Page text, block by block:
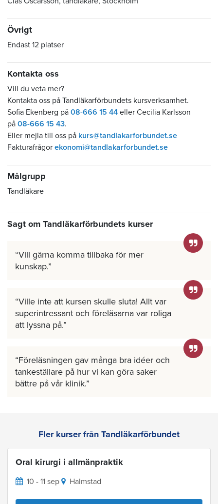
Övrigt
Endast 12 platser
Kontakta oss
Vill du veta mer?
Kontakta oss på Tandläkarförbundets kursverksamhet.
Sofia Ekenberg på 08-666 15 44 eller Cecilia Karlsson
på 08-666 15 43.
Eller mejla till oss på kurs@tandlakarforbundet.se
Fakturafrågor ekonomi@tandlakarforbundet.se
Målgrupp
Tandläkare
Sagt om Tandläkarförbundets kurser
Vill gärna komma tillbaka för mer
kunskap.
Ville inte att kursen skulle sluta! Allt var
superintressant och föreläsarna var roliga
att lyssna på.
Föreläsningen gav många bra idéer och
tankeställare på hur vi kan göra saker
bättre på vår klinik.
Fler kurser från Tandläkarförbundet
Oral kirurgi i allmänpraktik
10 - 11 sep Halmstad